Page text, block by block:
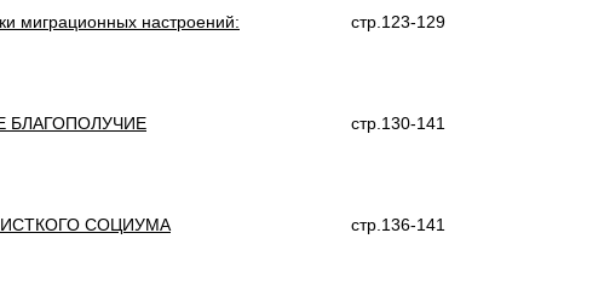
миграционных настроений:
стр.123-129
БЛАГОПОЛУЧИЕ
стр.130-141
СОЦИУМА
стр.136-141